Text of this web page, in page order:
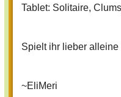
Tablet: Solitaire,
Spielt ihr lieber
~EliMeri